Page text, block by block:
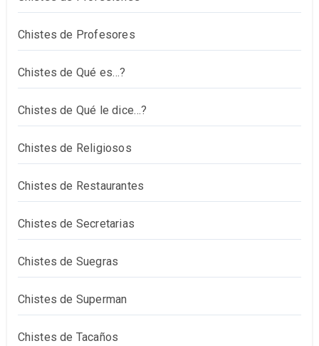
Chistes de Profesores
Chistes de Qué es…?
Chistes de Qué le dice…?
Chistes de Religiosos
Chistes de Restaurantes
Chistes de Secretarias
Chistes de Suegras
Chistes de Superman
Chistes de Tacaños